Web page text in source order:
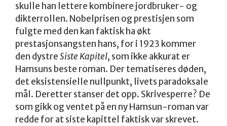
skulle han lettere kombinere jordbruker- og
dikterrollen. Nobelprisen og prestisjen som
fulgte med den kan faktisk ha økt
prestasjonsangsten hans, for i 1923 kommer
den dystreSiste Kapitel, som ikke akkurat er
Hamsuns beste roman. Der tematiseres døden,
det eksistensielle nullpunkt, livets paradoksale
mål. Deretter stanser det opp. Skrivesperre? De
som gikk og ventet på en ny Hamsun-roman var
redde for at siste kapittel faktisk var skrevet.